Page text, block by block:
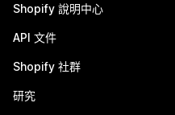
Shopify 說明中心
API 文件
Shopify 社群
研究